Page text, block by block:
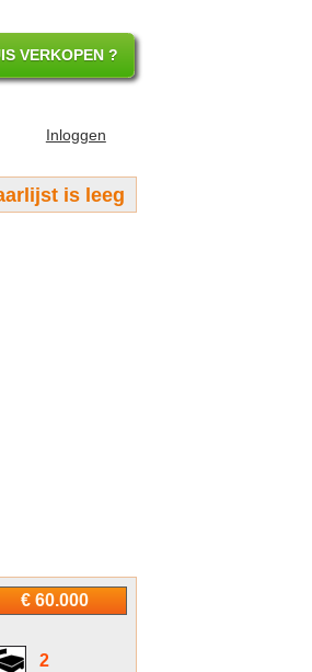
VERKOPEN ?
Inloggen
is leeg
€ 60.000
2